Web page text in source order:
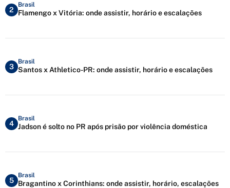
2
Brasil
Flamengo x Vitória: onde assistir, horário e escalações
3
Brasil
Santos x Athletico-PR: onde assistir, horário e escalações
4
Brasil
Jadson é solto no PR após prisão por violência doméstica
5
Brasil
Bragantino x Corinthians: onde assistir, horário, escalações